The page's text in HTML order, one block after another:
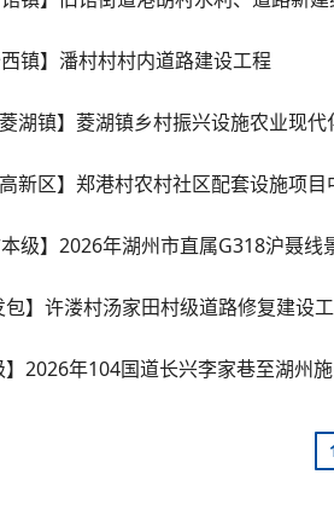
西镇】潘村村村内道路建设工程
菱湖镇】菱湖镇乡村振兴设施农业现
高新区】郑港村农村社区配套设施项
本级】2026年湖州市直属G318沪聂
包】许溇村汤家田村级道路修复建设
2026年104国道长兴李家巷至湖州施家桥段